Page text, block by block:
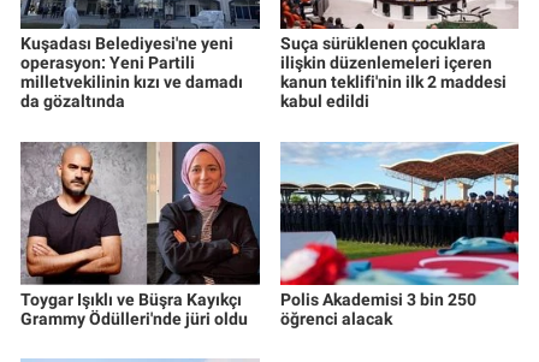
Kuşadası Belediyesi'ne yeni
operasyon: Yeni Partili
milletvekilinin kızı ve damadı
da gözaltında
Suça sürüklenen çocuklara
ilişkin düzenlemeleri içeren
kanun teklifi'nin ilk 2 maddesi
kabul edildi
Toygar Işıklı ve Büşra Kayıkçı
Grammy Ödülleri'nde jüri oldu
Polis Akademisi 3 bin 250
öğrenci alacak